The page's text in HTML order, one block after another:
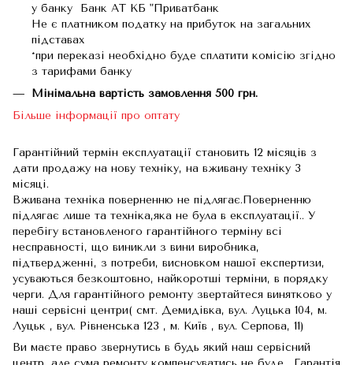
у банку Банк АТ КБ "Приватбанк
Не є платником податку на прибуток на загальних
підставах
*при переказі необхідно буде сплатити комісію згідно
з тарифами банку
Мінімальна вартість замовлення 500 грн.
Більше інформації про оптату
Гарантійний термін експлуатації становить 12 місяців з
дати продажу на нову техніку, на вживану техніку 3
місяці.
Вживана техніка поверненню не підлягає.Поверненню
підлягає лише та техніка,яка не була в експлуатації.. У
перебігу встановленого гарантійного терміну всі
несправності, що виникли з вини виробника,
підтвердженні, з потреби, висновком нашої експертизи,
усуваються безкоштовно, найкоротші терміни, в порядку
черги. Для гарантійного ремонту звертайтеся винятково у
наші сервісні центри( смт. Демидівка, вул. Луцька 104, м.
Луцьк , вул. Рівненська 123 , м. Київ , вул. Серпова, 11)
Ви маєте право звернутись в будь який наш сервісний